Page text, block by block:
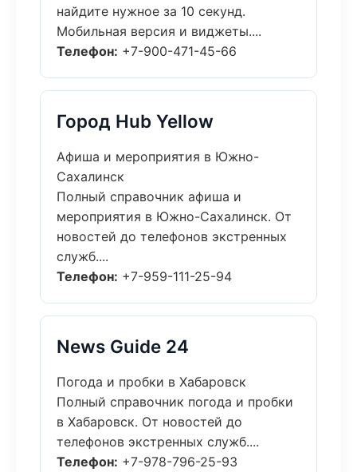
найдите нужное за 10 секунд.
Мобильная версия и виджеты....
Телефон: +7-900-471-45-66
Город Hub Yellow
Афиша и мероприятия в Южно-
Сахалинск
Полный справочник афиша и
мероприятия в Южно-Сахалинск. От
новостей до телефонов экстренных
служб....
Телефон: +7-959-111-25-94
News Guide 24
Погода и пробки в Хабаровск
Полный справочник погода и пробки
в Хабаровск. От новостей до
телефонов экстренных служб....
Телефон: +7-978-796-25-93